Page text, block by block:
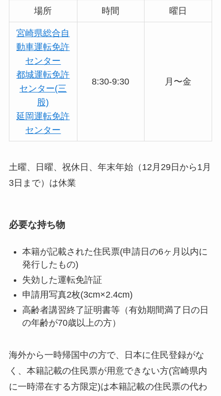
場所 時間 曜日
宮崎県総合自
動車運転免許
センター
都城運転免許
センター(三
股)
延岡運転免許
センター
8:30-9:30 月〜金
土曜、日曜、祝休日、年末年始（12月29日から1月
3日まで）は休業
必要な持ち物
本籍が記載された住民票(申請日の6ヶ月以内に
発行したもの)
失効した運転免許証
申請用写真2枚(3cm×2.4cm)
高齢者講習終了証明書等（有効期間満了日の日
の年齢が70歳以上の方）
海外から一時帰国中の方で、日本に住民登録がな
く、本籍記載の住民票が用意できない方(宮崎県内
に一時滞在する方限定)は本籍記載の住民票の代わ